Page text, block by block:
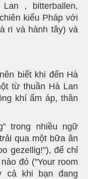
, bitterballen,
kiểu Pháp với
ri và hành tây) và
biết khi đến Hà
từ thuần Hà Lan
khí ấm áp, thân
trong nhiều ngữ
qua một bữa ăn
gezellig!”), để chỉ
đó ("Your room
cả khi bạn đang